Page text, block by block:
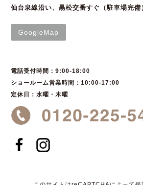
仙台泉線沿い、黒松交番すぐ（駐車場完備
GoogleMap
電話受付時間：9:00-18:00
ショールーム営業時間：10:00-17:00
定休日：水曜・木曜